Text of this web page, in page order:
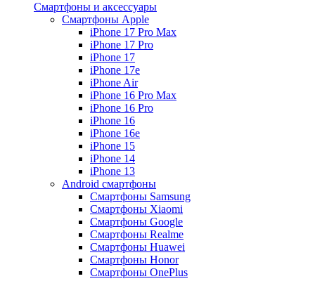
Смартфоны и аксессуары
Смартфоны Apple
iPhone 17 Pro Max
iPhone 17 Pro
iPhone 17
iPhone 17e
iPhone Air
iPhone 16 Pro Max
iPhone 16 Pro
iPhone 16
iPhone 16e
iPhone 15
iPhone 14
iPhone 13
Android cмартфоны
Смартфоны Samsung
Смартфоны Xiaomi
Смартфоны Google
Смартфоны Realme
Смартфоны Huawei
Смартфоны Honor
Смартфоны OnePlus